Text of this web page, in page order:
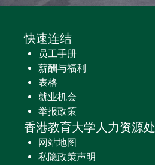
快速连结
员工手册
薪酬与福利
表格
就业机会
举报政策
香港教育大学人力资源处
网站地图
私隐政策声明